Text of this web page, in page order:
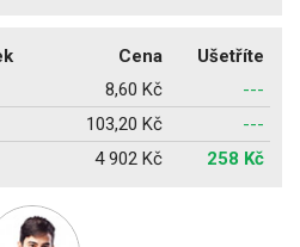
Cena
Ušetříte
8,60 Kč
---
103,20 Kč
---
4 902 Kč 258 Kč